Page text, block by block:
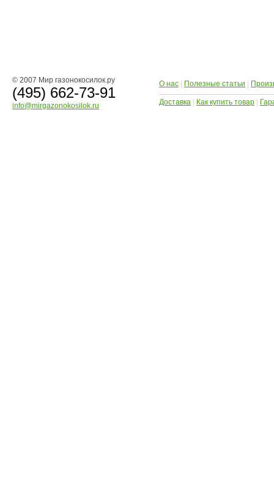
© 2007 Мир газонокосилок.ру
(495) 662-73-91
info@mirgazonokosilok.ru
О нас Полезные статьи
Доставка Как купить товар